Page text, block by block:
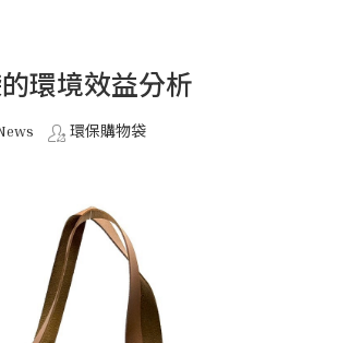
環境效益分析
環保購物袋